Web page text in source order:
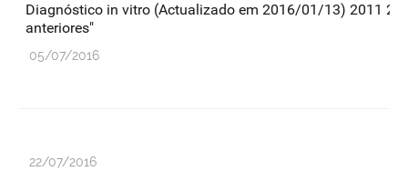
Diagnóstico in vitro (Actualizado em 2016/01/13) 2011
anteriores"
05/07/2016
22/07/2016